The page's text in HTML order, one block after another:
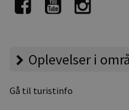
Oplevelser i
Gå til turistinfo